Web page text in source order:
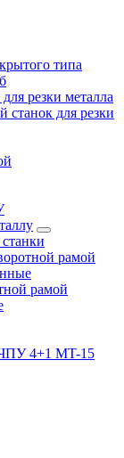
типа
резки металла
для резки
рамой
рамой
4+1 MT-15